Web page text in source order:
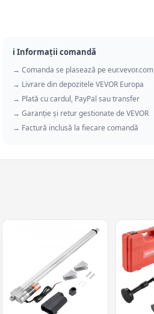
ℹ️ Informații comandă
→ Comanda se plasează pe eur.vevor.com
→ Livrare din depozitele VEVOR Europa
→ Plată cu cardul, PayPal sau transfer
→ Garanție și retur gestionate de VEVOR
→ Factură inclusă la fiecare comandă